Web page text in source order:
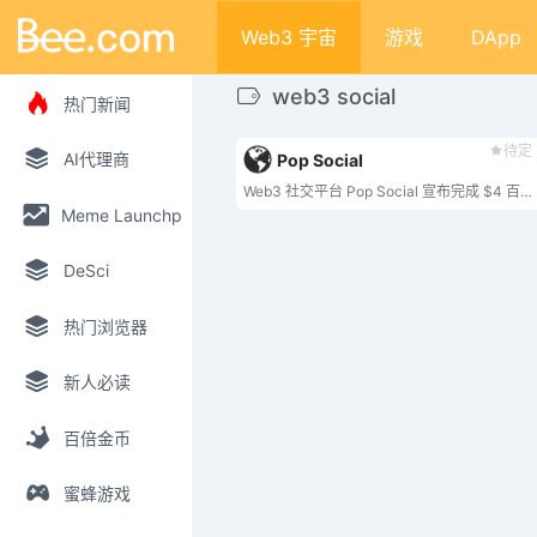
热门新闻
AI代理商
Meme Launchpad
DeSci
热门浏览器
新人必读
百倍金币
蜜蜂游戏
Web3 宇宙 游戏 DApp
web3 social
待定
Pop Social
Web3 社交平台 Pop Social 宣布完成 $4 百万种子轮和战略轮融资，参与方包括 Fundamental Labs、Ceras Ventures、Chainlink、Cointelegraph、Fusion Labs、Promatrix Capital 等天使投资人，以及币安和币安等前私募股权投资人。好的。 Pop Social平台下载量超过30万次，注册测试用户超过18万。